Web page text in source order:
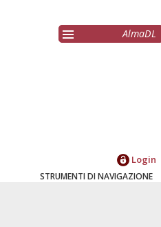
AlmaDL
Login
STRUMENTI DI NAVIGAZIONE